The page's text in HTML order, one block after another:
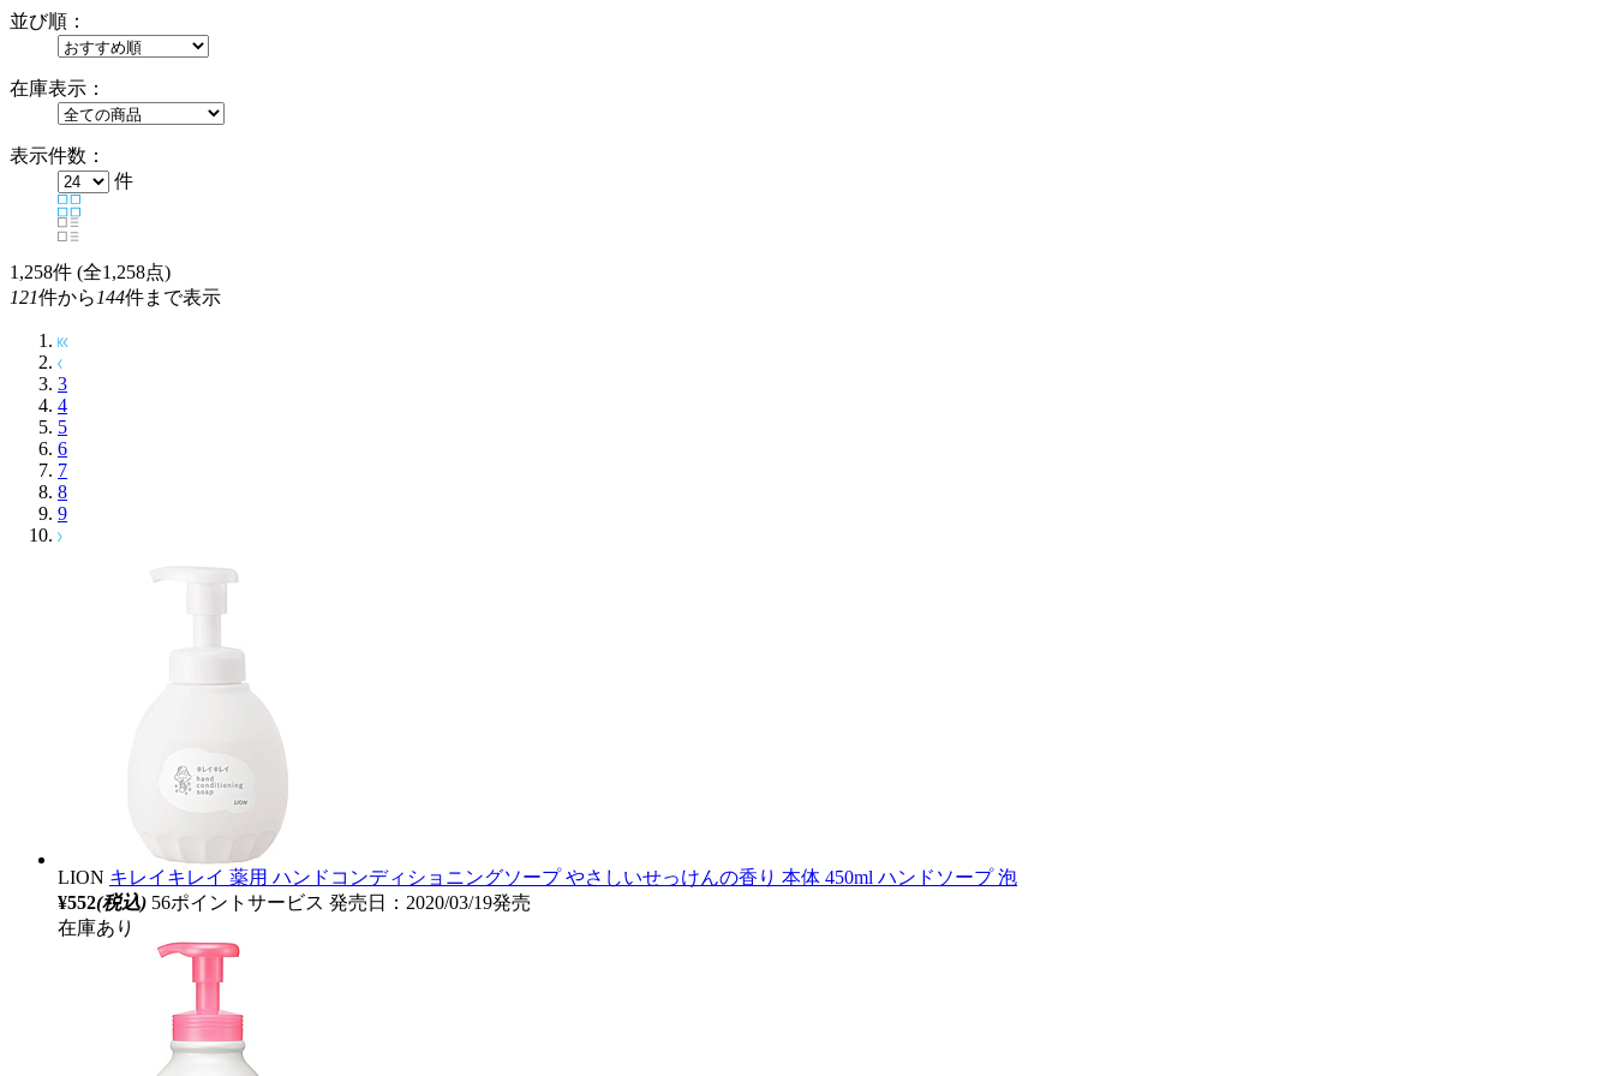
並び順：
在庫表示：
表示件数：
件
1,258件 (全1,258点)
121件から 144件まで表示
3
4
5
6
7
8
9
LION キレイキレイ 薬用 ハンドコンディショニングソープ やさしいせっけんの香り 本体 450ml ハンドソープ 泡
¥552(税込) 56ポイントサービス 発売日：2020/03/19発売
在庫あり